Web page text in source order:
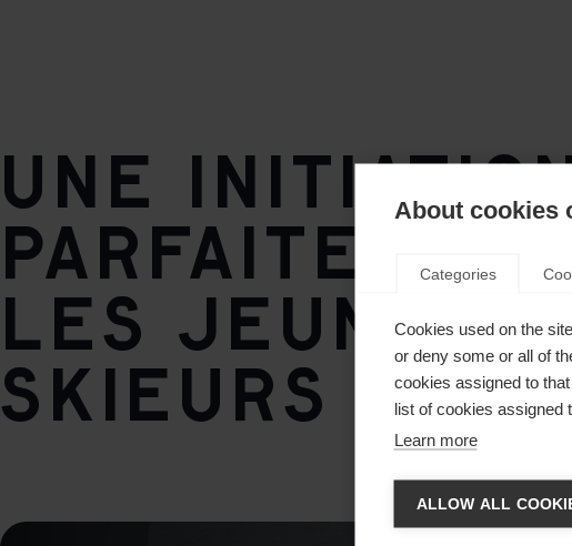
soft
Semelle
TURNAMIC® Junior
Une
parfaite
les jeunes
skieurs de
About cookies
Categories
Cookies used on the
or deny some or all of
cookies assigned to
list of cookies assigned
Learn more
ALLOW ALL